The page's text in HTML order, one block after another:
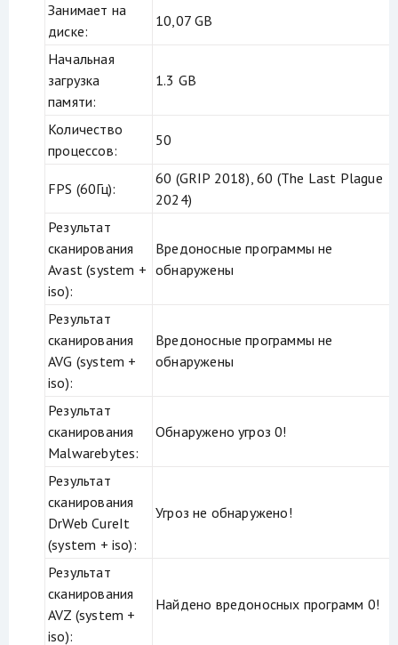
Занимает на
диске:
10,07 GB
Начальная
загрузка
памяти:
1.3 GB
Количество
процессов:
50
FPS (60Гц):
60 (GRIP 2018), 60 (The Last Plague
2024)
Результат
сканирования
Avast (system +
iso):
Вредоносные программы не
обнаружены
Результат
сканирования
AVG (system +
iso):
Вредоносные программы не
обнаружены
Результат
сканирования
Malwarebytes:
Обнаружено угроз 0!
Результат
сканирования
DrWeb CureIt
(system + iso):
Угроз не обнаружено!
Результат
сканирования
AVZ (system +
iso):
Найдено вредоносных программ 0!